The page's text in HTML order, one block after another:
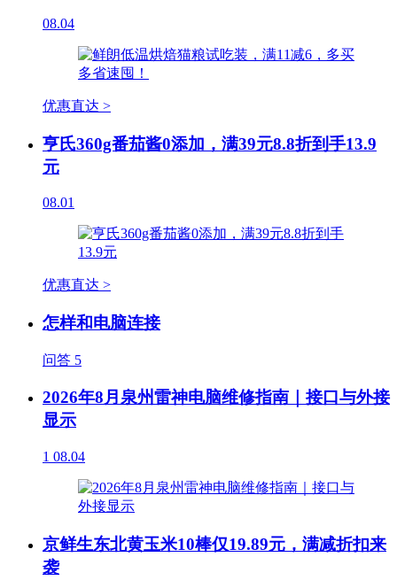
08.04
优惠直达 >
亨氏360g番茄酱0添加，满39元8.8折到手13.9
元
08.01
优惠直达 >
怎样和电脑连接
问答 5
2026年8月泉州雷神电脑维修指南｜接口与外接
显示
1 08.04
京鲜生东北黄玉米10棒仅19.89元，满减折扣来
袭